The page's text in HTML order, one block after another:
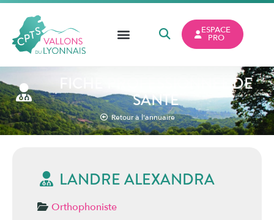
ESPACE
PRO
FICHE PROFESSIONNEL DE
SANTÉ
Retour à l'annuaire
LANDRE ALEXANDRA
Orthophoniste